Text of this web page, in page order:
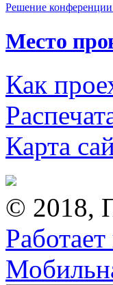
Решение конференции
Место
Как
Карта
© 2018,